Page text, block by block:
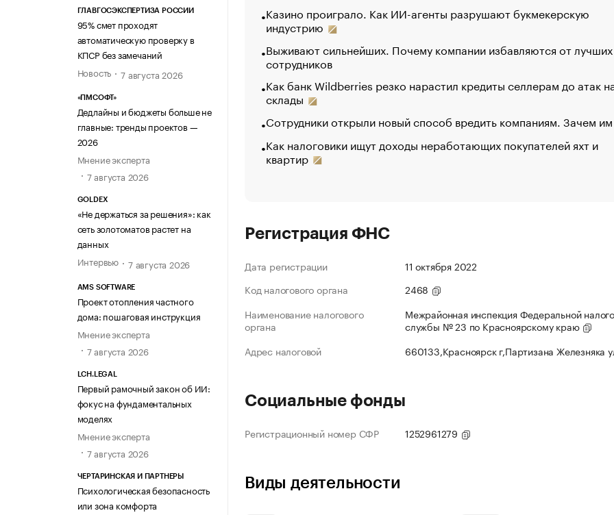
ГЛАВГОСЭКСПЕРТИЗА РОССИИ
95% смет проходят
автоматическую проверку в
КПСР без замечаний
Новость
7 августа 2026
«ПМСОФТ»
Дедлайны и бюджеты больше не
главные: тренды проектов —
2026
Мнение эксперта
7 августа 2026
GOLDEX
«Не держаться за решения»: как
сеть золотоматов растет на
данных
Интервью
7 августа 2026
AMS SOFTWARE
Проект отопления частного
дома: пошаговая инструкция
Мнение эксперта
7 августа 2026
LCH.LEGAL
Первый рамочный закон об ИИ:
фокус на фундаментальных
моделях
Мнение эксперта
7 августа 2026
ЧЕРТАРИНСКАЯ И ПАРТНЕРЫ
Психологическая безопасность
или зона комфорта
Казино проиграло. Как ИИ-агенты разрушают букмекерскую
индустрию
Выживают сильнейших. Почему компании избавляются от лучших
сотрудников
Как банк Wildberries резко нарастил кредиты селлерам до атак
склады
Сотрудники открыли новый способ вредить компаниям. Зачем
Как налоговики ищут доходы неработающих покупателей яхт и
квартир
Регистрация ФНС
Дата регистрации
11 октября 2022
Код налогового органа
2468
Наименование налогового
органа
Межрайонная инспекция Федеральной
службы № 23 по Красноярскому краю
Адрес налоговой
660133,Красноярск г,Партизана Железняка
Социальные фонды
Регистрационный номер СФР 1252961279
Виды деятельности